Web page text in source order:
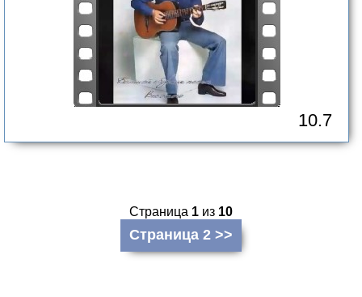
10.7
Страница 1 из 10
Страница 2 >>